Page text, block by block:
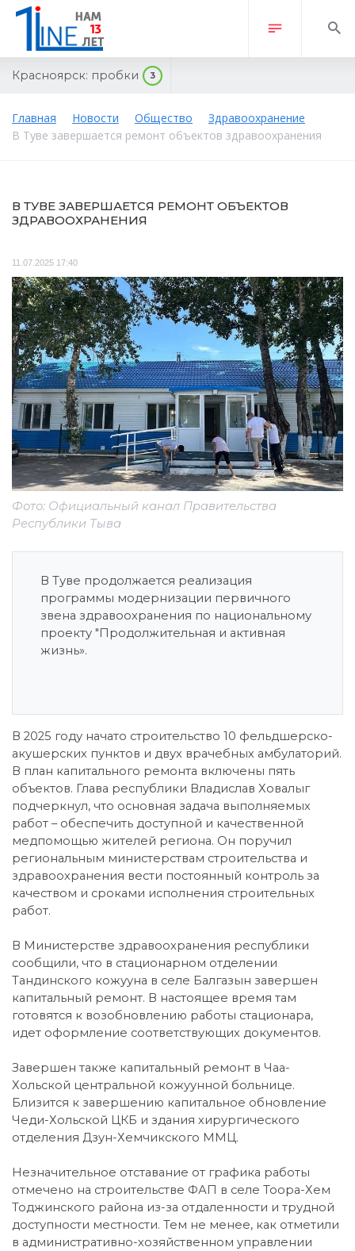
Красноярск: пробки 3
Главная Новости Общество
Здравоохранение
В Туве завершается ремонт объектов здравоохранения
В ТУВЕ ЗАВЕРШАЕТСЯ РЕМОНТ ОБЪЕКТОВ
ЗДРАВООХРАНЕНИЯ
11.07.2025 17:40
Фото: Официальный канал Правительства
Республики Тыва
В Туве продолжается реализация
программы модернизации первичного
звена здравоохранения по национальному
проекту "Продолжительная и активная
жизнь».
В 2025 году начато строительство 10 фельдшерско-
акушерских пунктов и двух врачебных амбулаторий.
В план капитального ремонта включены пять
объектов. Глава республики Владислав Ховалыг
подчеркнул, что основная задача выполняемых
работ – обеспечить доступной и качественной
медпомощью жителей региона. Он поручил
региональным министерствам строительства и
здравоохранения вести постоянный контроль за
качеством и сроками исполнения строительных
работ.
В Министерстве здравоохранения республики
сообщили, что в стационарном отделении
Тандинского кожууна в селе Балгазын завершен
капитальный ремонт. В настоящее время там
готовятся к возобновлению работы стационара,
идет оформление соответствующих документов.
Завершен также капитальный ремонт в Чаа-
Хольской центральной кожуунной больнице.
Близится к завершению капитальное обновление
Чеди-Хольской ЦКБ и здания хирургического
отделения Дзун-Хемчикского ММЦ.
Незначительное отставание от графика работы
отмечено на строительстве ФАП в селе Тоора-Хем
Тоджинского района из-за отдаленности и трудной
доступности местности. Тем не менее, как отметили
в административно-хозяйственном управлении